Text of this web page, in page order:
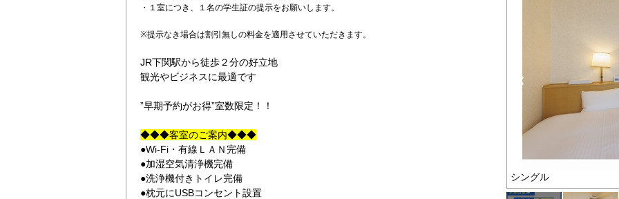
・１室につき、１名の学生証の提示をお願いします。
※提示なき場合は割引無しの料金を適用させていただきます。
JR下関駅から徒歩２分の好立地
観光やビジネスに最適です
”早期予約がお得”室数限定！！
◆◆◆客室のご案内◆◆◆
●Wi-Fi・有線ＬＡＮ完備
●加湿空気清浄機完備
●洗浄機付きトイレ完備
●枕元にUSBコンセント設置
学生の方にお得なプラン シングル